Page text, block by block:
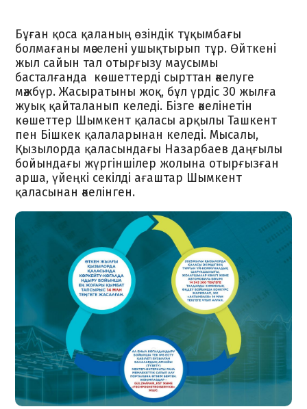
Бұған қоса қаланың өзіндік тұқымбағы
болмағаны мәселені ушықтырып тұр. Өйткені
жыл сайын тал отырғызу маусымы
басталғанда көшеттерді сырттан әкелуге
мәжбүр. Жасыратыны жоқ, бұл үрдіс 30 жылға
жуық қайталанып келеді. Бізге әкелінетін
көшеттер Шымкент қаласы арқылы Ташкент
пен Бішкек қалаларынан келеді. Мысалы,
Қызылорда қаласындағы Назарбаев даңғылы
бойындағы жүргіншілер жолына отырғызған
арша, үйеңкі секілді ағаштар Шымкент
қаласынан әкелінген.